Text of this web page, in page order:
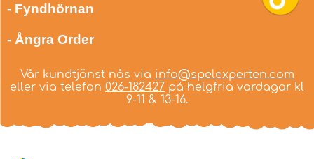
- Fyndhörnan
- Ångra Order
Vår kundtjänst nås via info@spelexperten.com
eller via telefon 026-182427 på helgfria vardagar kl
9-11 & 13-16.